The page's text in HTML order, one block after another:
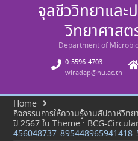
ชู และ คุณปลื้มกมล ภูวนาถ
ศรัณญา ที่ผลงานได้รับการ
ทะเบียนทรัพย์สินทางปัญญ
คณะวิทยาศาสตร์การแพทย์
แนะนำบุคลากรสายวิชาการ
เดือนสิงหาคม 2569
จุลชีววิทยาแล
วิทยาศาส
Department of
0-5596-4703
wiradap@nu.ac.th
Home
กิจกรรมการให้ความรู้งานสัปดาห์วิท
ปี 2567 ใน Theme : BCG-